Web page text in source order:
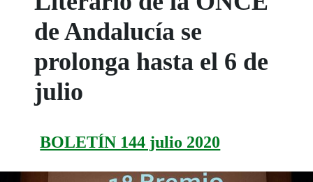
de Andalucía se
prolonga hasta el 6 de
julio
BOLETÍN 144 julio 2020